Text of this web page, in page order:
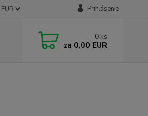
EUR Prihlásenie
0 ks
za 0,00 EUR